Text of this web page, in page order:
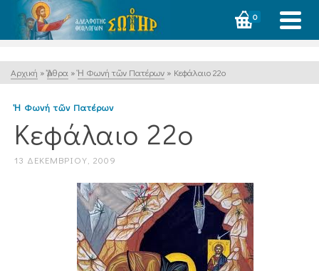
0
Αρχική » Ἄρθρα » Ἡ Φωνή τῶν Πατέρων » Κεφάλαιο 22ο
Ἡ Φωνή τῶν Πατέρων
Κεφάλαιο 22ο
13 ΔΕΚΕΜΒΡΊΟΥ, 2009